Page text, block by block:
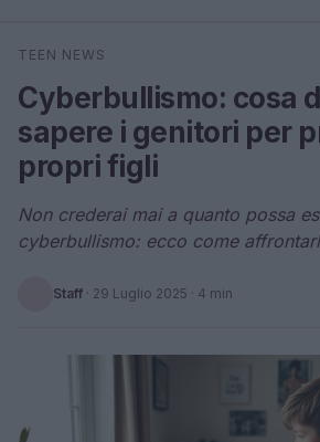
Cerca
TEEN NEWS
Cyberbullismo: cosa
sapere i genitori per
propri figli
Non crederai mai a quanto possa
cyberbullismo: ecco come
Staff · 29 Luglio 2025 · 4 min